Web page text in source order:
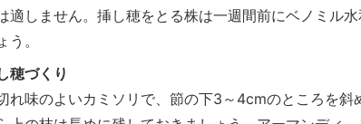
適しません。挿し穂をとる株は一週間前にベノミル
う。
穂づくり
れ味のよいカミソリで、節の下3～4cmのところを